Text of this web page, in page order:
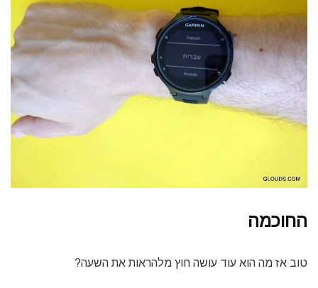
החוכמה
טוב אז מה הוא עוד עושה חוץ מלהראות את השעה?